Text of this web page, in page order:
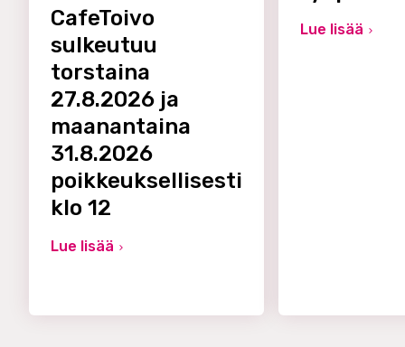
CafeToivo
sulkeutuu
torstaina
27.8.2026 ja
maanantaina
31.8.2026
poikkeuksellisesti
klo 12
Lue lisää
Lue lisää